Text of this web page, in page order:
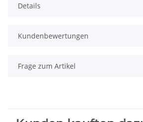
Details
Kundenbewertungen
Frage zum Artikel